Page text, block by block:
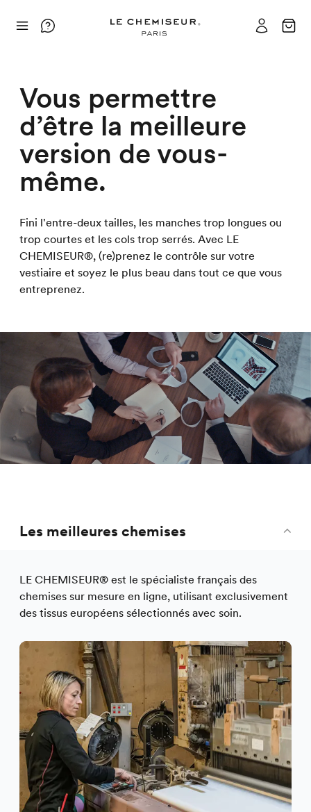
Vous permettre
d’être la meilleure
version de vous-
même.
Fini l'entre-deux tailles, les manches trop longues ou
trop courtes et les cols trop serrés. Avec LE
CHEMISEUR®, (re)prenez le contrôle sur votre
vestiaire et soyez le plus beau dans tout ce que vous
entreprenez.
Les meilleures chemises
LE CHEMISEUR® est le spécialiste français des
chemises sur mesure en ligne, utilisant exclusivement
des tissus européens sélectionnés avec soin.